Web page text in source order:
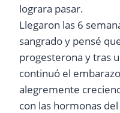
lograra pasar.
Llegaron las 6
sangrado y pensé
progesterona y tras
continuó el
alegremente
con las hormonas